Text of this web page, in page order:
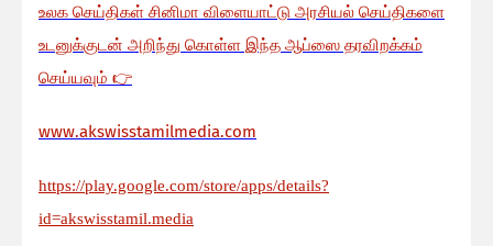
உலக செய்திகள் சினிமா விளையாட்டு அரசியல் செய்திகளை
உடனுக்குடன் அறிந்து கொள்ள இந்த ஆப்ஸை தரவிறக்கம்
செய்யவும் 👉
www.akswisstamilmedia.com
https://play.google.com/store/apps/details?
id=akswisstamil.media